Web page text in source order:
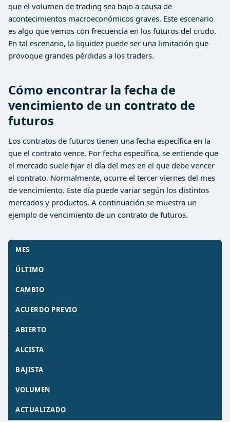
que el volumen de trading sea bajo a causa de
acontecimientos macroeconómicos graves. Este escenario
es algo que vemos con frecuencia en los futuros del crudo.
En tal escenario, la liquidez puede ser una limitación que
provoque grandes pérdidas a los traders.
Cómo encontrar la fecha de
vencimiento de un contrato de
futuros
Los contratos de futuros tienen una fecha específica en la
que el contrato vence. Por fecha específica, se entiende que
el mercado suele fijar el día del mes en el que debe vencer
el contrato. Normalmente, ocurre el tercer viernes del mes
de vencimiento. Este día puede variar según los distintos
mercados y productos. A continuación se muestra un
ejemplo de vencimiento de un contrato de futuros.
MES
ÚLTIMO
CAMBIO
ACUERDO PREVIO
ABIERTO
ALCISTA
BAJISTA
VOLUMEN
ACTUALIZADO